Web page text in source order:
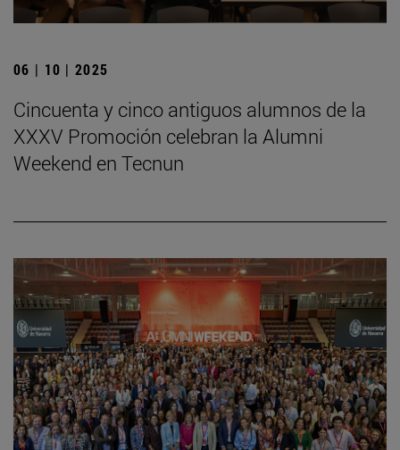
06 | 10 | 2025
Cincuenta y cinco antiguos alumnos de la
XXXV Promoción celebran la Alumni
Weekend en Tecnun